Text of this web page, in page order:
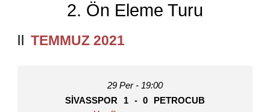
2. Ön Eleme Turu
TEMMUZ 2021
29 Per - 19:00
SIVASSPOR
1 - 0 PETROCUB